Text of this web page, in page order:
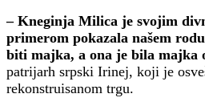
– Kneginja Milica je svojim
primerom pokazala našem
biti majka, a ona je bila majka
patrijarh srpski Irinej, koji je
rekonstruisanom trgu.